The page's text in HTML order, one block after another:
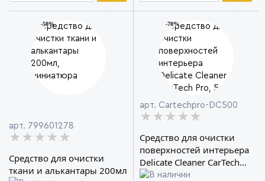
-50%
арт. 799601278
★★★★★
★★★★★
★★★★★
Средство для очистки
ткани и алькантары 200мл
-70%
арт. Cartechpro-DC500
★★★★★
★★★★★
★★★★★
Средство для очистки
поверхностей интерьера
Delicate Cleaner CarTech
Pro